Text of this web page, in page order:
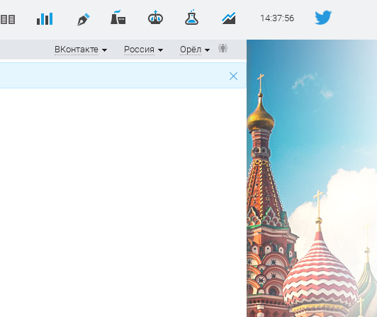
14:37:57
Орёл
Россия
ВКонтакте